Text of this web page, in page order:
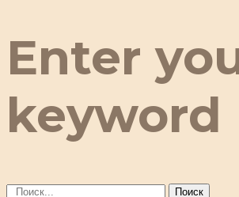
Enter
keyword
Поиск